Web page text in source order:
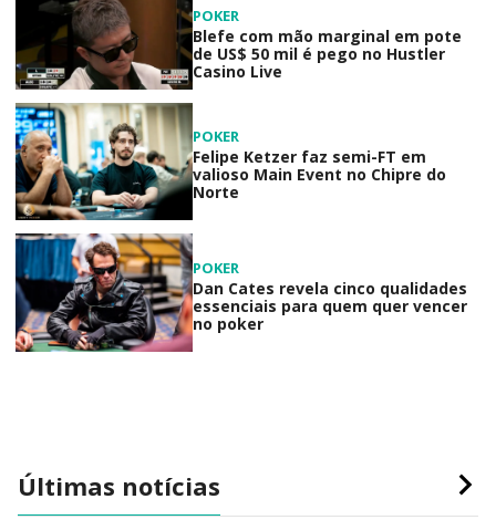
POKER
Blefe com mão marginal em pote
de US$ 50 mil é pego no Hustler
Casino Live
POKER
Felipe Ketzer faz semi-FT em
valioso Main Event no Chipre do
Norte
POKER
Dan Cates revela cinco qualidades
essenciais para quem quer vencer
no poker
Últimas notícias